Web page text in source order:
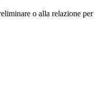
o alla relazione